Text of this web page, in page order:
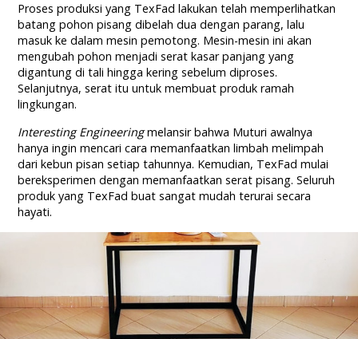
Proses produksi yang TexFad lakukan telah memperlihatkan
batang pohon pisang dibelah dua dengan parang, lalu
masuk ke dalam mesin pemotong. Mesin-mesin ini akan
mengubah pohon menjadi serat kasar panjang yang
digantung di tali hingga kering sebelum diproses.
Selanjutnya, serat itu untuk membuat produk ramah
lingkungan.
Interesting Engineeringmelansir bahwa Muturi awalnya
hanya ingin mencari cara memanfaatkan limbah melimpah
dari kebun pisan setiap tahunnya. Kemudian, TexFad mulai
bereksperimen dengan memanfaatkan serat pisang. Seluruh
produk yang TexFad buat sangat mudah terurai secara
hayati.